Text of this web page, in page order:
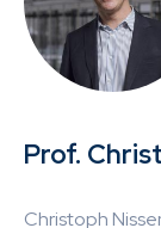
Prof.
Christoph